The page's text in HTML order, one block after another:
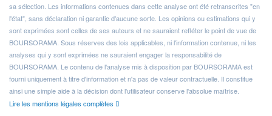
sa sélection. Les informations contenues dans cette analyse ont été retranscrites "en
l'état", sans déclaration ni garantie d'aucune sorte. Les opinions ou estimations qui y
sont exprimées sont celles de ses auteurs et ne sauraient refléter le point de vue de
BOURSORAMA. Sous réserves des lois applicables, ni l'information contenue, ni les
analyses qui y sont exprimées ne sauraient engager la responsabilité de
BOURSORAMA. Le contenu de l'analyse mis à disposition par BOURSORAMA est
fourni uniquement à titre d'information et n'a pas de valeur contractuelle. Il constitue
ainsi une simple aide à la décision dont l'utilisateur conserve l'absolue maîtrise.
Lire les mentions légales complètes